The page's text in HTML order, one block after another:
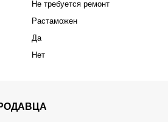
Не требуется ремонт
Растаможен
Да
Нет